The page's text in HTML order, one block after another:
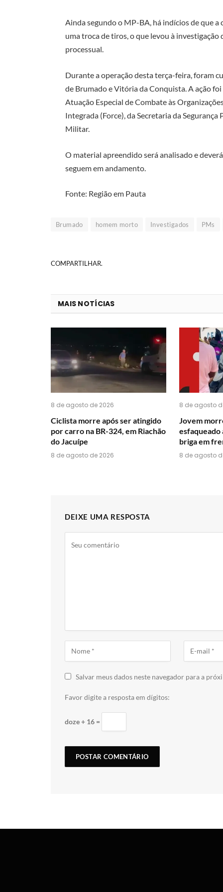
Ainda segundo o MP-BA, há indícios de que
uma troca de tiros, o que levou à
processual.
Durante a operação desta terça-feira, foram
de Brumado e Vitória da Conquista. A ação
Atuação Especial de Combate às
Integrada (Force), da Secretaria da
Militar.
O material apreendido será analisado e
seguem em andamento.
Fonte: Região em Pauta
Brumado homem morto Investigados PMs
COMPARTILHAR.
MAIS NOTÍCIAS
8 de agosto de 2026
Ciclista morre após ser atingido
por carro na BR-324, em Riachão
do Jacuípe
8 de agosto de 2026
8 de agosto
Jovem
briga em
8 de agosto
DEIXE UMA RESPOSTA
Salvar meus dados neste navegador para a
Favor digite a resposta em dígitos:
doze + 16 =